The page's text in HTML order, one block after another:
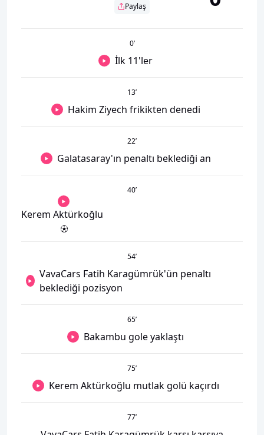
Paylaş
0’
İlk 11'ler
13’
Hakim Ziyech frikikten denedi
22’
Galatasaray'ın penaltı beklediği an
40’
Kerem Aktürkoğlu
54’
VavaCars Fatih Karagümrük'ün penaltı
beklediği pozisyon
65’
Bakambu gole yaklaştı
75’
Kerem Aktürkoğlu mutlak golü kaçırdı
77’